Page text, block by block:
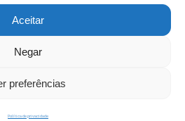
Aceitar
Negar
preferências
Política de privacidadeTheme by